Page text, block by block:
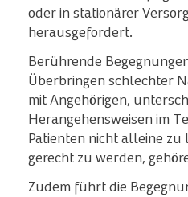
oder in stationärer
herausgefordert.
Berührende
Überbringen schlechter
mit Angehörigen,
Herangehensweisen im
Patienten nicht alleine
gerecht zu werden,
Zudem führt die